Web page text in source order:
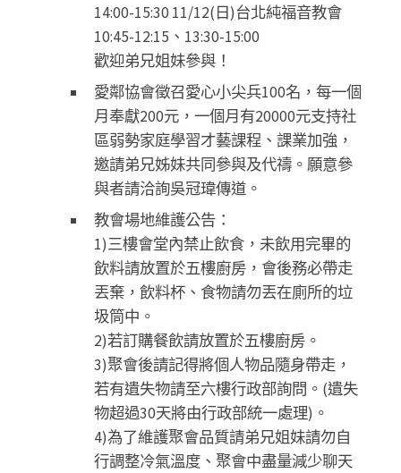
14:00-15:30 11/12(日)台北純福音教會
10:45-12:15、13:30-15:00
歡迎弟兄姐妹參與！
愛鄰協會徵召愛心小尖兵100名，每一個
月奉獻200元，一個月有20000元支持社
區弱勢家庭學習才藝課程、課業加強，
邀請弟兄姊妹共同參與及代禱。願意參
與者請洽詢吳冠瑋傳道。
教會場地維護公告：
1)三樓會堂內禁止飲食，未飲用完畢的
飲料請放置於五樓廚房，會後務必帶走
丟棄，飲料杯、食物請勿丟在廁所的垃
圾筒中。
2)若訂購餐飲請放置於五樓廚房。
3)聚會後請記得將個人物品隨身帶走，
若有遺失物請至六樓行政部詢問。(遺失
物超過30天將由行政部統一處理)。
4)為了維護聚會品質請弟兄姐妹請勿自
行調整冷氣溫度、聚會中盡量減少聊天